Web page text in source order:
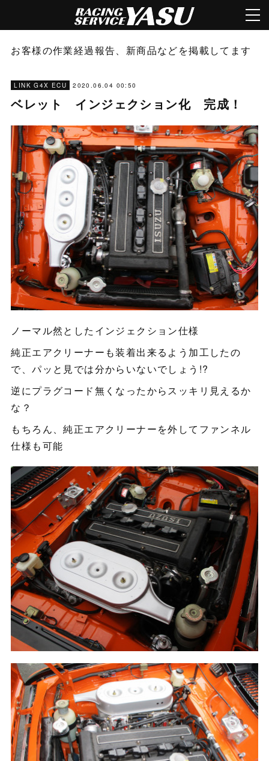
お客様の作業経過報告、新商品などを掲載してます
LINK G4X ECU 2020.06.04 00:50
ベレット インジェクション化 完成！
ノーマル然としたインジェクション仕様
純正エアクリーナーも装着出来るよう加工したの
で、パッと見では分からいないでしょう!?
逆にプラグコード無くなったからスッキリ見えるか
な？
もちろん、純正エアクリーナーを外してファンネル
仕様も可能